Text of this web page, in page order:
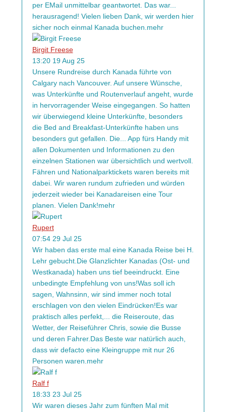
per EMail unmittelbar geantwortet. Das war...
herausragend! Vielen lieben Dank, wir werden hier
sicher noch einmal Kanada buchen.mehr
Birgit Freese
13:20 19 Aug 25
Unsere Rundreise durch Kanada führte von
Calgary nach Vancouver. Auf unsere Wünsche,
was Unterkünfte und Routenverlauf angeht, wurde
in hervorragender Weise eingegangen. So hatten
wir überwiegend kleine Unterkünfte, besonders
die Bed and Breakfast-Unterkünfte haben uns
besonders gut gefallen. Die... App fürs Handy mit
allen Dokumenten und Informationen zu den
einzelnen Stationen war übersichtlich und wertvoll.
Fähren und Nationalparktickets waren bereits mit
dabei. Wir waren rundum zufrieden und würden
jederzeit wieder bei Kanadareisen eine Tour
planen. Vielen Dank!mehr
Rupert
07:54 29 Jul 25
Wir haben das erste mal eine Kanada Reise bei H.
Lehr gebucht.Die Glanzlichter Kanadas (Ost- und
Westkanada) haben uns tief beeindruckt. Eine
unbedingte Empfehlung von uns!Was soll ich
sagen, Wahnsinn, wir sind immer noch total
erschlagen von den vielen Eindrücken!Es war
praktisch alles perfekt,... die Reiseroute, das
Wetter, der Reiseführer Chris, sowie die Busse
und deren Fahrer.Das Beste war natürlich auch,
dass wir defacto eine Kleingruppe mit nur 26
Personen waren.mehr
Ralf f
18:33 23 Jul 25
Wir waren dieses Jahr zum fünften Mal mit